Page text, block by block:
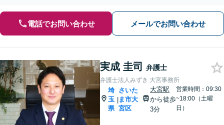
電話でお問い合わせ メールでお問い合わせ
実成 圭司 弁護士
弁護士法人みずき 大宮事務所
埼
玉
県
|
さいた
ま市大
宮区
大宮駅
から徒歩
3分
営業時間：09:30
~18:00（土曜
日）